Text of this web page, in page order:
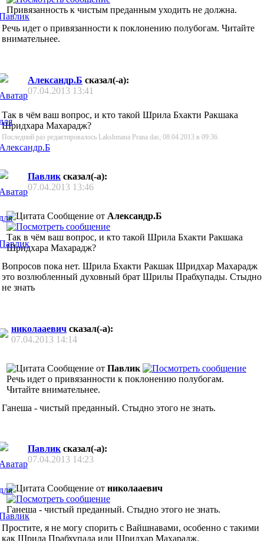
Привязанность к чистым преданным уходить не должна.
Речь идет о привязанности к поклонению полубогам. Читайте
внимательнее.
Александр.Б сказал(-а):
07.04.2013 13:41
Так в чём ваш вопрос, и кто такой Шрила Бхакти Ракшака
Шридхара Махарадж?
Последний раз редактировалось Lakshmana Prana das; 08.04.2013 в 09:36.
Павлик сказал(-а):
07.04.2013 13:46
Сообщение от Александр.Б
Так в чём ваш вопрос, и кто такой Шрила Бхакти Ракшака
Шридхара Махарадж?
Вопросов пока нет. Шрила Бхакти Ракшак Шридхар Махарадж
это возлюбленный духовный брат Шрилы Прабхупады. Стыдно
не знать
николааевич сказал(-а):
07.04.2013 14:14
Сообщение от Павлик
Речь идет о привязанности к поклонению полубогам.
Читайте внимательнее.
Ганеша - чистый преданный. Стыдно этого не знать.
Павлик сказал(-а):
07.04.2013 14:23
Сообщение от николааевич
Ганеша - чистый преданный. Стыдно этого не знать.
Простите, я не могу спорить с Вайшнавами, особенно с такими
как Шрила Прабхупада или Шридхар Махарадж.